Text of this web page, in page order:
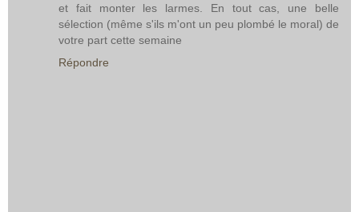
et fait monter les larmes. En tout cas, une belle
sélection (même s'ils m'ont un peu plombé le moral) de
votre part cette semaine
Répondre